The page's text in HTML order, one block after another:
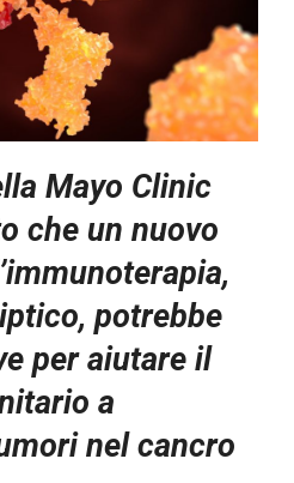
Mayo Clinic
che un nuovo
potrebbe
per aiutare il
a
nel cancro